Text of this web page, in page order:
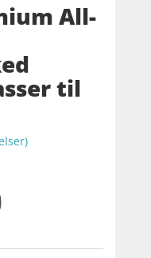
All-
til